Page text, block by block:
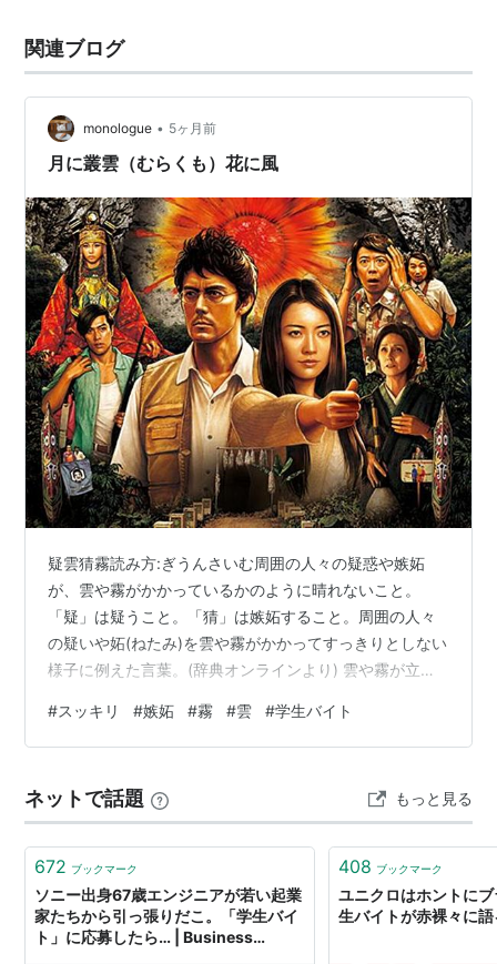
関連ブログ
monologue • 5ヶ月前
月に叢雲（むらくも）花に風
疑雲猜霧読み方:ぎうんさいむ周囲の人々の疑惑や嫉妬
が、雲や霧がかかっているかのように晴れないこと。
「疑」は疑うこと。「猜」は嫉妬すること。周囲の人々
の疑いや妬(ねたみ)を雲や霧がかかってすっきりとしない
様子に例えた言葉。(辞典オンラインより) 雲や霧が立ち
も、学生バイトは別としても常勤で働き始めると完全に
スッキリした状態ってむしろほとんどなくなりますよ
火寸前だったり、そんな中で、少しでも笑えることを見
つけてめげずに先に進むしかなさそうです。 でも、だか
らと言って疑いや妬みを放っておいたらろくな…
#スッキリ #嫉妬 #霧 #雲 #学生バイト
ネットで話題 もっと見る
672 ブックマーク
ソニー出身67歳エンジニアが若い起業
家たちから引っ張りだこ。「学生バイ
ト」に応募したら… | Business
408 ブックマーク
ユニクロはホントに
生バイトが赤裸々に